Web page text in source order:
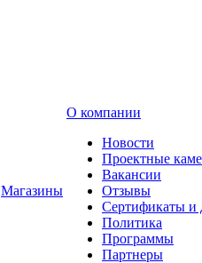
Магазины
О компании
Новости
Проектные
Вакансии
Отзывы
Сертификаты и
Политика
Программы
Партнеры